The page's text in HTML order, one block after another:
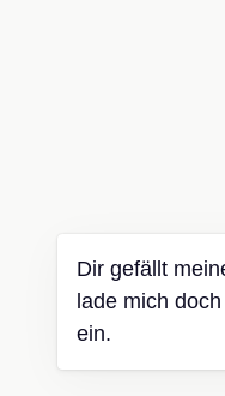
Dir gefällt
lade mich
ein.